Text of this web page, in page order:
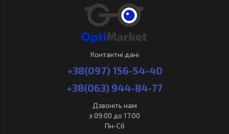
Контактні дані
+38(097) 156-54-40
+38(063) 944-84-77
Дзвоніть нам
з 09:00 до 17:00
Пн-Сб